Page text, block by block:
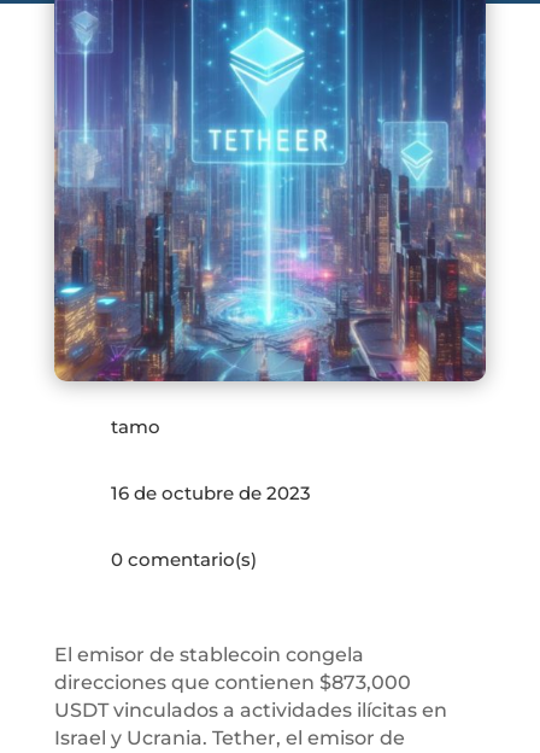
tamo
16 de octubre de 2023
0 comentario(s)
El emisor de stablecoin congela
direcciones que contienen $873,000
USDT vinculados a actividades ilícitas en
Israel y Ucrania. Tether, el emisor de